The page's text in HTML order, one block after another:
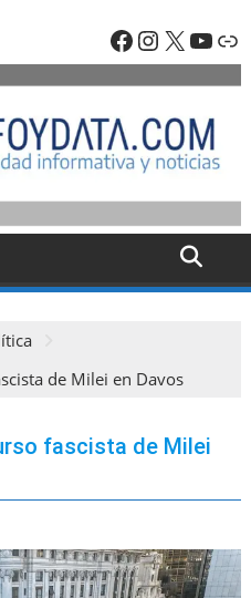
Facebook
X
de Milei en Davos
fascista de Milei